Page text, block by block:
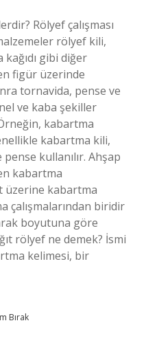
Rölyef çalışması
rölyef kili,
gibi diğer
figür üzerinde
tornavida, pense ve
ve kaba şekiller
kabartma
kabartma kili,
pense kullanılır. Ahşap
kabartma
üzerine kabartma
çalışmalarından biridir
boyutuna göre
rölyef ne demek? İsmi
kelimesi, bir
Bırak